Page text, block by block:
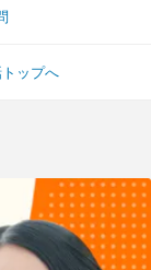
ップへ